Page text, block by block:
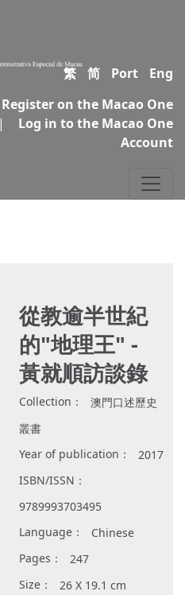
繁 简 Port
Eng
Register on the Macao One
|
Log in to the Macao One
Account
從教逾半世紀
的"地理王" -
黃就順訪談錄
Collection：
澳門口述歷史
叢書
Year of publication：
2017
ISBN/ISSN：
9789993703495
Language：
Chinese
Pages：
247
Size：
26 X 19.1 cm